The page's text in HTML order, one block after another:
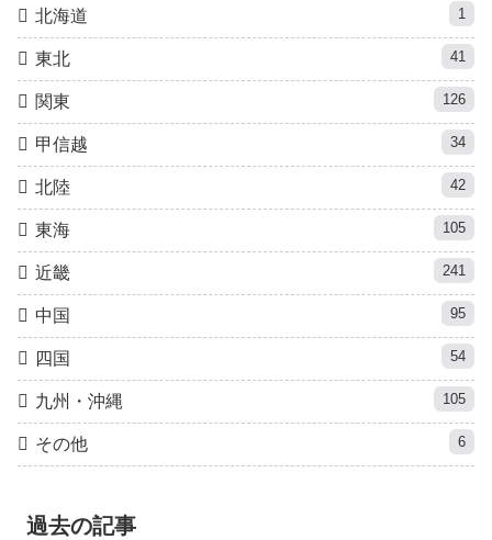
北海道 1
東北 41
関東 126
甲信越 34
北陸 42
東海 105
近畿 241
中国 95
四国 54
九州・沖縄 105
その他 6
過去の記事